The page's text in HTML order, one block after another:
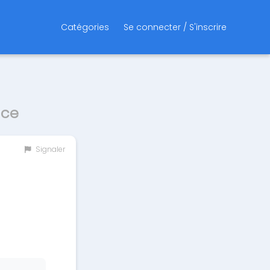
Catégories Se connecter / S'inscrire
Signaler